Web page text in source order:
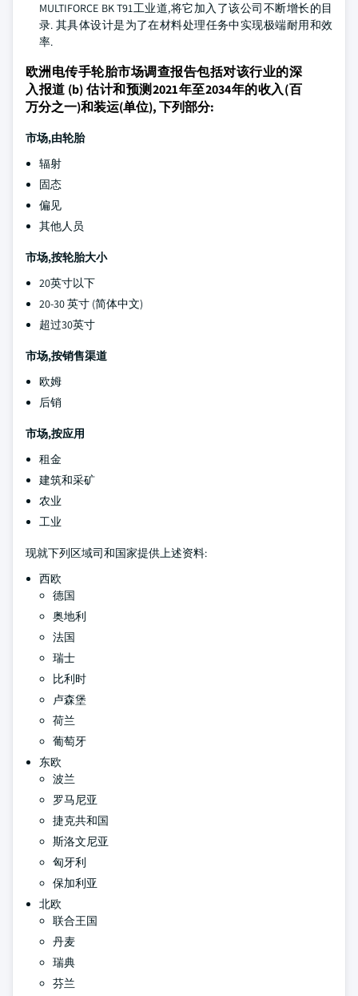
MULTIFORCE BK T91工业道,将它加入了该公司不断增长的目
录. 其具体设计是为了在材料处理任务中实现极端耐用和效
率.
欧洲电传手轮胎市场调查报告包括对该行业的深
入报道 (b) 估计和预测2021年至2034年的收入(百
万分之一)和装运(单位), 下列部分:
市场,由轮胎
辐射
固态
偏见
其他人员
市场,按轮胎大小
20英寸以下
20-30 英寸 (简体中文)
超过30英寸
市场,按销售渠道
欧姆
后销
市场,按应用
租金
建筑和采矿
农业
工业
现就下列区域司和国家提供上述资料:
西欧
德国
奥地利
法国
瑞士
比利时
卢森堡
荷兰
葡萄牙
东欧
波兰
罗马尼亚
捷克共和国
斯洛文尼亚
匈牙利
保加利亚
北欧
联合王国
丹麦
瑞典
芬兰